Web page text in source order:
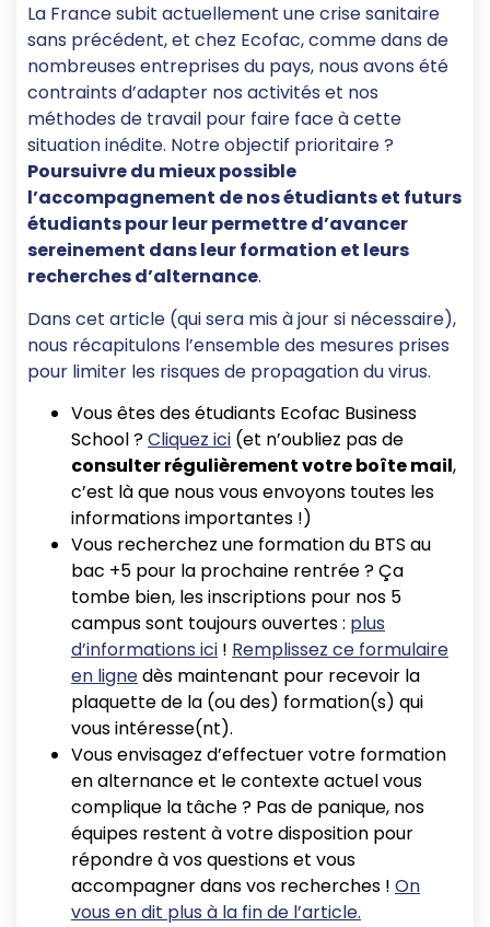
La France subit actuellement une crise sanitaire
sans précédent, et chez Ecofac, comme dans de
nombreuses entreprises du pays, nous avons été
contraints d’adapter nos activités et nos
méthodes de travail pour faire face à cette
situation inédite. Notre objectif prioritaire ?
Poursuivre du mieux possible
l’accompagnement de nos étudiants et futurs
étudiants pour leur permettre d’avancer
sereinement dans leur formation et leurs
recherches d’alternance.
Dans cet article (qui sera mis à jour si nécessaire),
nous récapitulons l’ensemble des mesures prises
pour limiter les risques de propagation du virus.
Vous êtes des étudiants Ecofac Business
School ?Cliquez ici (et n’oubliez pas de
consulter régulièrement votre boîte mail,
c’est là que nous vous envoyons toutes les
informations importantes !)
Vous recherchez une formation du BTS au
bac +5 pour la prochaine rentrée ? Ça
tombe bien, les inscriptions pour nos 5
campus sont toujours ouvertes : plus
d’informations ici ! Remplissez ce formulaire
en lignedès maintenant pour recevoir la
plaquette de la (ou des) formation(s) qui
vous intéresse(nt).
Vous envisagez d’effectuer votre formation
en alternance et le contexte actuel vous
complique la tâche ? Pas de panique, nos
équipes restent à votre disposition pour
répondre à vos questions et vous
accompagner dans vos recherches ! On
vous en dit plus à la fin de l’article.